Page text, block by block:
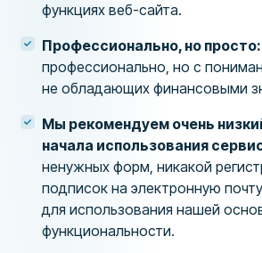
функциях веб-сайта.
Профессионально, но просто:
профессионально, но с
не обладающих финансовыми
Мы рекомендуем очень
начала использования
ненужных форм, никакой
подписок на электронную
для использования нашей
функциональности.